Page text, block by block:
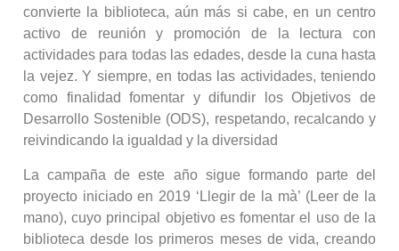
convierte la biblioteca, aún más si cabe, en un centro
activo de reunión y promoción de la lectura con
actividades para todas las edades, desde la cuna hasta
la vejez. Y siempre, en todas las actividades, teniendo
como finalidad fomentar y difundir los Objetivos de
Desarrollo Sostenible (ODS), respetando, recalcando y
reivindicando la igualdad y la diversidad
La campaña de este año sigue formando parte del
proyecto iniciado en 2019 ‘Llegir de la mà’ (Leer de la
mano), cuyo principal objetivo es fomentar el uso de la
biblioteca desde los primeros meses de vida, creando